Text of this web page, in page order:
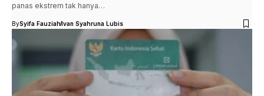
panas ekstrem tak hanya…
BySyifa FauziahIvan Syahruna Lubis